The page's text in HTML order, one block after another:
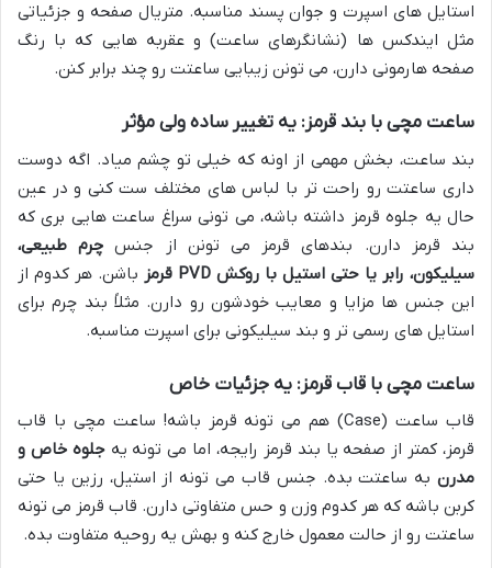
استایل های اسپرت و جوان پسند مناسبه. متریال صفحه و جزئیاتی
مثل ایندکس ها (نشانگرهای ساعت) و عقربه هایی که با رنگ
صفحه هارمونی دارن، می تونن زیبایی ساعتت رو چند برابر کنن.
ساعت مچی با بند قرمز: یه تغییر ساده ولی مؤثر
بند ساعت، بخش مهمی از اونه که خیلی تو چشم میاد. اگه دوست
داری ساعتت رو راحت تر با لباس های مختلف ست کنی و در عین
حال یه جلوه قرمز داشته باشه، می تونی سراغ ساعت هایی بری که
بند قرمز دارن. بندهای قرمز می تونن از جنس چرم طبیعی،
سیلیکون، رابر یا حتی استیل با روکش PVD قرمز
باشن. هر کدوم از
این جنس ها مزایا و معایب خودشون رو دارن. مثلاً بند چرم برای
استایل های رسمی تر و بند سیلیکونی برای اسپرت مناسبه.
ساعت مچی با قاب قرمز: یه جزئیات خاص
قاب ساعت (Case) هم می تونه قرمز باشه! ساعت مچی با قاب
قرمز، کمتر از صفحه یا بند قرمز رایجه، اما می تونه یهجلوه خاص و
مدرن به ساعتت بده. جنس قاب می تونه از استیل، رزین یا حتی
کربن باشه که هر کدوم وزن و حس متفاوتی دارن. قاب قرمز می تونه
ساعتت رو از حالت معمول خارج کنه و بهش یه روحیه متفاوت بده.